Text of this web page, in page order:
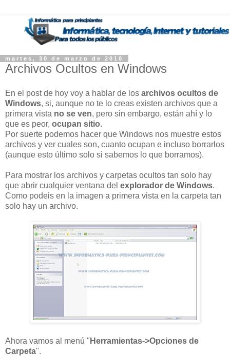
martes, 30 de marzo de 2010
Archivos Ocultos en Windows
En el post de hoy voy a hablar de los archivos ocultos de
Windows, si, aunque no te lo creas existen archivos que a
primera vista no se ven, pero sin embargo, están ahí y lo
que es peor, ocupan sitio.
Por suerte podemos hacer que Windows nos muestre estos
archivos y ver cuales son, cuanto ocupan e incluso borrarlos
(aunque esto último solo si sabemos lo que borramos).
Para mostrar los archivos y carpetas ocultos tan solo hay
que abrir cualquier ventana del explorador de Windows.
Como podeis en la imagen a primera vista en la carpeta tan
solo hay un archivo.
Ahora vamos al menú " Herramientas->Opciones de
Carpeta".